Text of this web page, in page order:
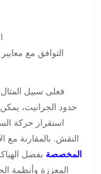
التوافق مع
فعلى سبيل
حدود الجرانيت،
استقرار حركة
النقش. بالمقارنة مع
ماكينات نقش الحجر CNC المخصصة بفضل
المعززة وأنظمة